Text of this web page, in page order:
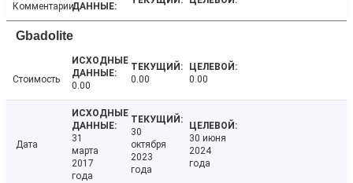
Комментарии
Gbadolite
Стоимость
0.00
0.00 0.00
Дата
31
марта
2017
года
30
октября
2023
года
30 июня
2024
года